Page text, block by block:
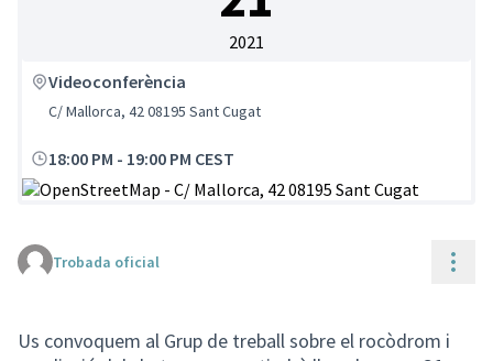
2021
Videoconferència
C/ Mallorca, 42 08195 Sant Cugat
18:00 PM - 19:00 PM CEST
Trobada oficial
Us convoquem al Grup de treball sobre el rocòdrom i